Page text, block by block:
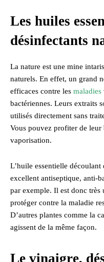
Les huiles
désinfectants
La nature est une mine
naturels. En effet, un grand
efficaces contre les maladies
bactériennes. Leurs extraits
utilisés directement sans
Vous pouvez profiter de
vaporisation.
L’huile essentielle
excellent antiseptique, anti-
par exemple. Il est donc
protéger contre la maladie
D’autres plantes comme la
agissent de la même façon.
Le vinaigre,